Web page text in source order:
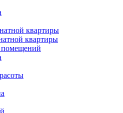
квартиры
квартиры
помещений